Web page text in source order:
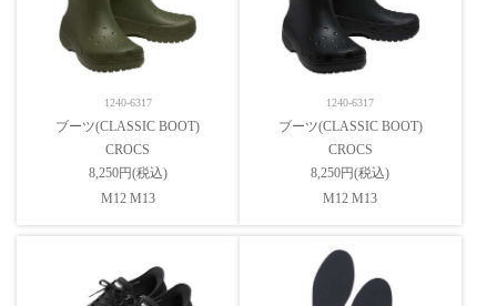
1240-6317
ブーツ(CLASSIC BOOT)
CROCS
8,250円(税込)
M12 M13
1240-6317
ブーツ(CLASSIC BOOT)
CROCS
8,250円(税込)
M12 M13